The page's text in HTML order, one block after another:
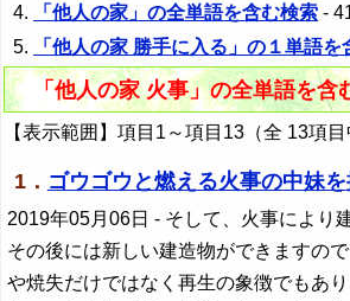
「他人の家」の全単語を含む検索 -
「他人の家 勝手に入る」の１単語を
「他人の家 火事」の全単語を含
【表示範囲】項目1～項目13（全 13項目
1． ゴウゴウと燃える火事の中妹
2019年05月06日 - そして、火事により
その後には新しい建造物ができますの
や焼失だけではなく再生の象徴でもあ